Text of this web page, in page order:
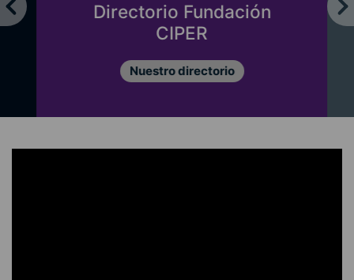
Directorio Fundación
CIPER
Nuestro directorio